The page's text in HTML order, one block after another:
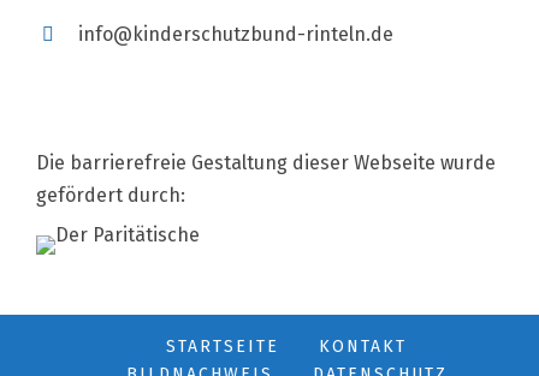
info@kinderschutzbund-rinteln.de
Die barrierefreie Gestaltung dieser Webseite wurde
gefördert durch:
STARTSEITE
KONTAKT